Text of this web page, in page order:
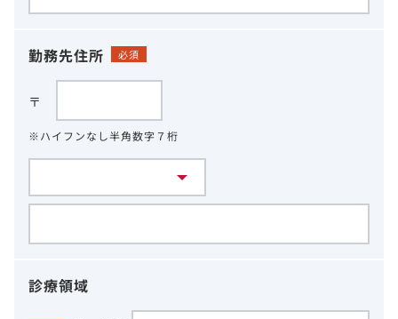
勤務先住所 必須
〒
※ハイフンなし半角数字７桁
診療領域